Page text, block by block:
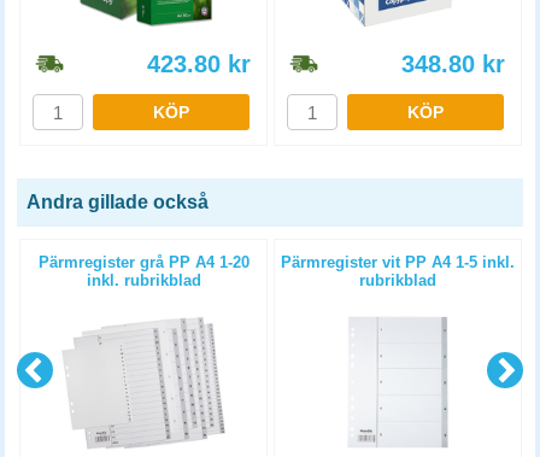
423.80 kr
KÖP
348.80 kr
KÖP
Andra gillade också
Pärmregister grå PP A4 1-20
inkl. rubrikblad
Pärmregister vit PP A4 1-5 inkl.
rubrikblad